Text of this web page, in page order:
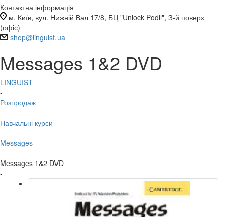
Контактна інформація
м. Київ, вул. Нижній Вал 17/8, БЦ "Unlock Podil", 3-й поверх
(офіс)
shop@linguist.ua
Messages 1&2 DVD
LINGUIST
-
Розпродаж
-
Навчальні курси
-
Messages
-
Messages 1&2 DVD
-